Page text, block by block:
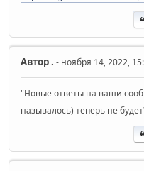
Автор. - ноября 14, 2022,
"Новые ответы на ваши
называлось) теперь не